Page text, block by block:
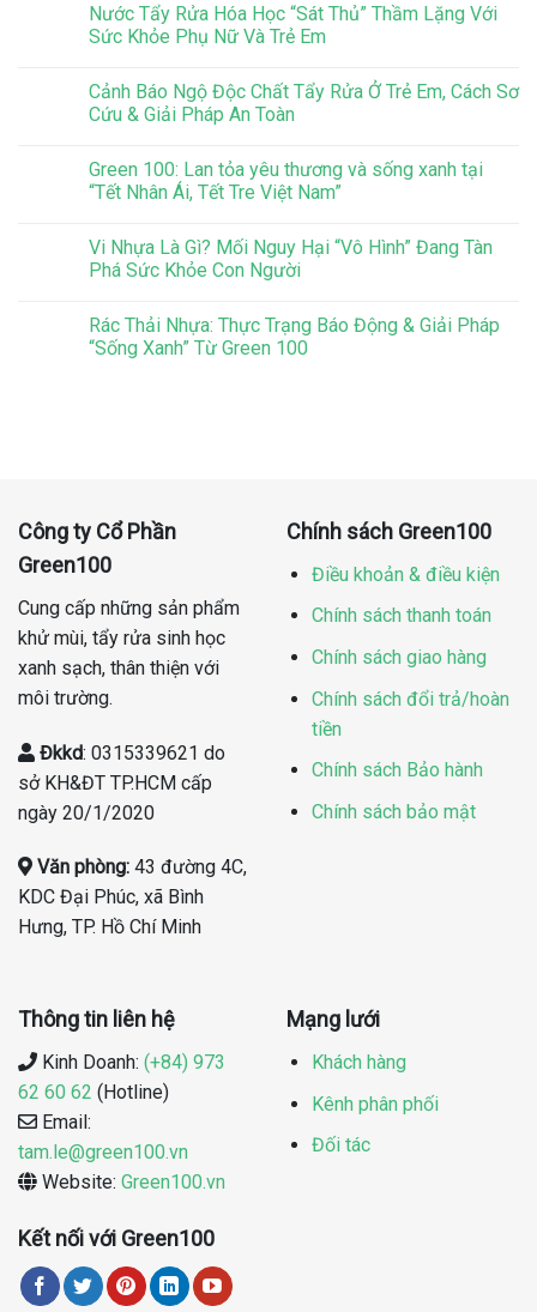
Nước Tẩy Rửa Hóa Học “Sát Thủ” Thầm Lặng Với
Sức Khỏe Phụ Nữ Và Trẻ Em
Cảnh Báo Ngộ Độc Chất Tẩy Rửa Ở Trẻ Em, Cách Sơ
Cứu & Giải Pháp An Toàn
Green 100: Lan tỏa yêu thương và sống xanh tại
“Tết Nhân Ái, Tết Tre Việt Nam”
Vi Nhựa Là Gì? Mối Nguy Hại “Vô Hình” Đang Tàn
Phá Sức Khỏe Con Người
Rác Thải Nhựa: Thực Trạng Báo Động & Giải Pháp
“Sống Xanh” Từ Green 100
Công ty Cổ Phần
Green100
Cung cấp những sản phẩm
khử mùi, tẩy rửa sinh học
xanh sạch, thân thiện với
môi trường.
Đkkd: 0315339621 do
sở KH&ĐT TP.HCM cấp
ngày 20/1/2020
Văn phòng: 43 đường 4C,
KDC Đại Phúc, xã Bình
Hưng, TP. Hồ Chí Minh
Chính sách Green100
Điều khoản & điều kiện
Chính sách thanh toán
Chính sách giao hàng
Chính sách đổi trả/hoàn
tiền
Chính sách Bảo hành
Chính sách bảo mật
Thông tin liên hệ
Kinh Doanh: (+84) 973
62 60 62 (Hotline)
Email:
tam.le@green100.vn
Website: Green100.vn
Kết nối với Green100
Mạng lưới
Khách hàng
Kênh phân phối
Đối tác